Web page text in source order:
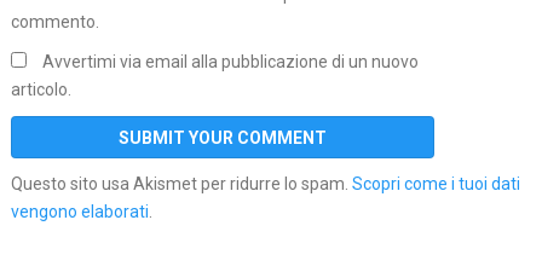
commento.
Avvertimi via email alla pubblicazione di un nuovo
articolo.
Questo sito usa Akismet per ridurre lo spam. Scopri come i tuoi dati
vengono elaborati.